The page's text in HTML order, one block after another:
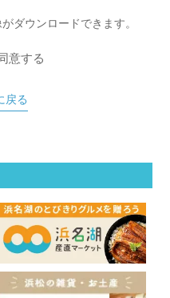
ダウンロードできます。
意する
戻る